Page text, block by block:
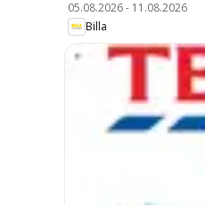
05.08.2026- 11.08.2026
Billa